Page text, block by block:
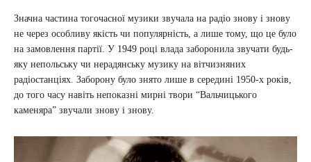
Значна частина тогочасної музики звучала на радіо знову і знову
не через особливу якість чи популярність, а лише тому, що це було
на замовлення партії. У 1949 році влада заборонила звучати будь-
яку непольську чи нерадянську музику на вітчизняних
радіостанціях. Заборону було знято лише в середині 1950-х років,
до того часу навіть непоказні мирні твори “Вальчицького
каменяра” звучали знову і знову.